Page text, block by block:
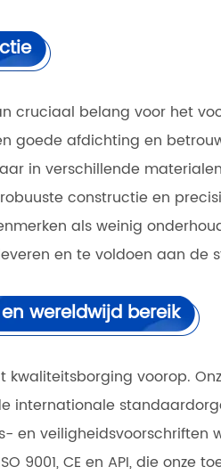
cruciaal belang voor het
​​goede afdichting en
in verschillende
constructie en
als weinig
en te voldoen aan de
wereldwijd bereik
kwaliteitsborging voorop.
internationale
en veiligheidsvoorschriften
9001, CE en API, die onze